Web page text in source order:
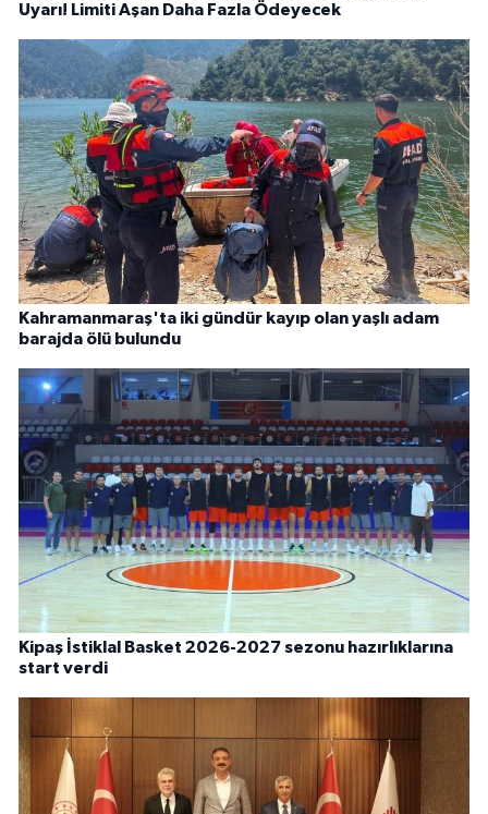
Uyarı! Limiti Aşan Daha Fazla Ödeyecek
Kahramanmaraş'ta iki gündür kayıp olan yaşlı adam
barajda ölü bulundu
Kipaş İstiklal Basket 2026-2027 sezonu hazırlıklarına
start verdi